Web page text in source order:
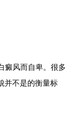
癜风而自卑。很多
并不是的衡量标